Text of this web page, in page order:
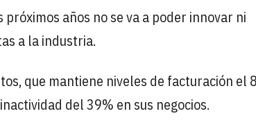
próximos años no se va a poder innovar ni
a la industria.
que mantiene niveles de facturación el
del 39% en sus negocios.